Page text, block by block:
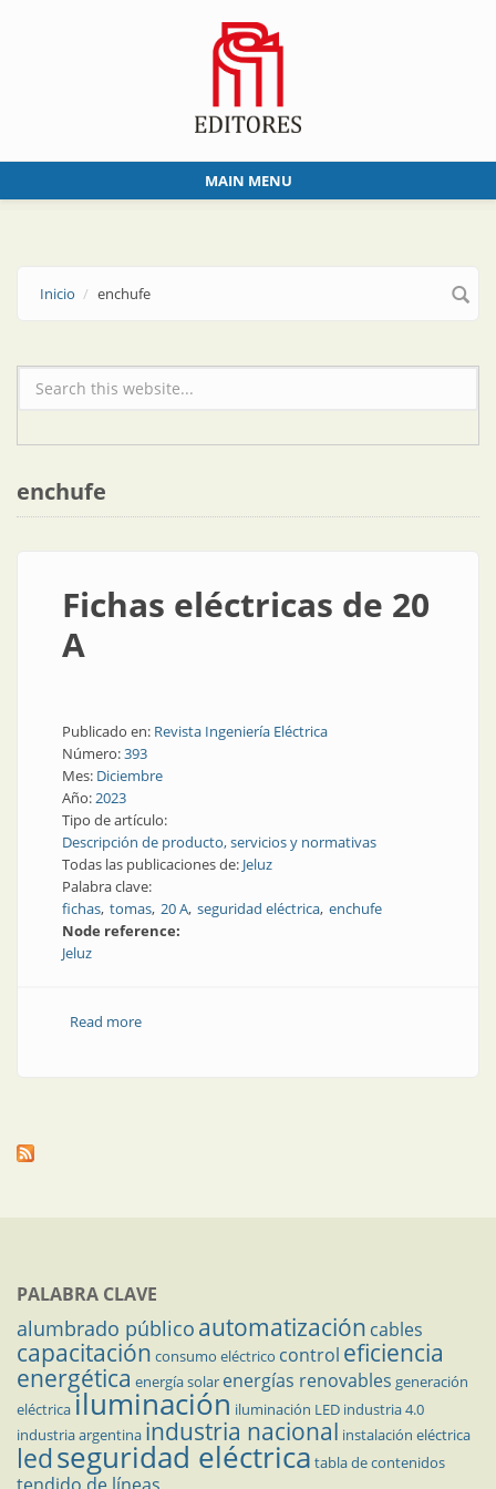
MAIN MENU
Inicio enchufe
Formulario de búsqueda
enchufe
Fichas eléctricas de 20
A
Publicado en: Revista Ingeniería Eléctrica
Número:393
Mes: Diciembre
Año:2023
Tipo de artículo:
Descripción de producto, servicios y normativas
Todas las publicaciones de: Jeluz
Palabra clave:
fichas tomas 20 A seguridad eléctrica enchufe
Node reference:
Jeluz
Read moreabout Fichas eléctricas de 20 A
PALABRA CLAVE
alumbrado público automatización cables
capacitación consumo eléctrico control eficiencia
energética energía solar energías renovables generación
eléctricailuminación iluminación LED industria 4.0
industria argentina industria nacional instalación eléctrica
ledseguridad eléctrica tabla de contenidos